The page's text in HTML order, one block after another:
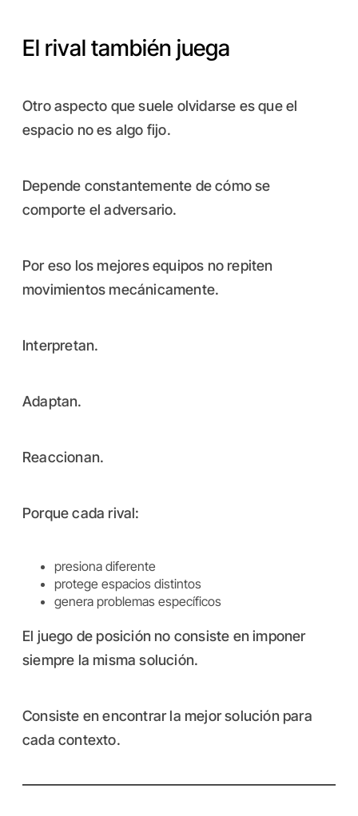
El rival también juega
Otro aspecto que suele olvidarse es que el
espacio no es algo fijo.
Depende constantemente de cómo se
comporte el adversario.
Por eso los mejores equipos no repiten
movimientos mecánicamente.
Interpretan.
Adaptan.
Reaccionan.
Porque cada rival:
presiona diferente
protege espacios distintos
genera problemas específicos
El juego de posición no consiste en imponer
siempre la misma solución.
Consiste en encontrar la mejor solución para
cada contexto.